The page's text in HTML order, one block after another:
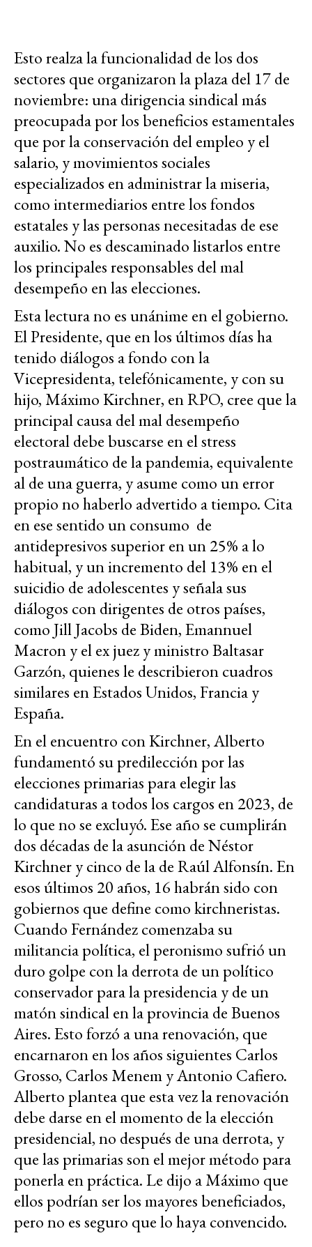
Esto realza la funcionalidad de los dos
sectores que organizaron la plaza del 17 de
noviembre: una dirigencia sindical más
preocupada por los beneficios estamentales
que por la conservación del empleo y el
salario, y movimientos sociales
especializados en administrar la miseria,
como intermediarios entre los fondos
estatales y las personas necesitadas de ese
auxilio. No es descaminado listarlos entre
los principales responsables del mal
desempeño en las elecciones.
Esta lectura no es unánime en el gobierno.
El Presidente, que en los últimos días ha
tenido diálogos a fondo con la
Vicepresidenta, telefónicamente, y con su
hijo, Máximo Kirchner, en RPO, cree que la
principal causa del mal desempeño
electoral debe buscarse en el stress
postraumático de la pandemia, equivalente
al de una guerra, y asume como un error
propio no haberlo advertido a tiempo. Cita
en ese sentido un consumo de
antidepresivos superior en un 25% a lo
habitual, y un incremento del 13% en el
suicidio de adolescentes y señala sus
diálogos con dirigentes de otros países,
como Jill Jacobs de Biden, Emannuel
Macron y el ex juez y ministro Baltasar
Garzón, quienes le describieron cuadros
similares en Estados Unidos, Francia y
España.
En el encuentro con Kirchner, Alberto
fundamentó su predilección por las
elecciones primarias para elegir las
candidaturas a todos los cargos en 2023, de
lo que no se excluyó. Ese año se cumplirán
dos décadas de la asunción de Néstor
Kirchner y cinco de la de Raúl Alfonsín. En
esos últimos 20 años, 16 habrán sido con
gobiernos que define como kirchneristas.
Cuando Fernández comenzaba su
militancia política, el peronismo sufrió un
duro golpe con la derrota de un político
conservador para la presidencia y de un
matón sindical en la provincia de Buenos
Aires. Esto forzó a una renovación, que
encarnaron en los años siguientes Carlos
Grosso, Carlos Menem y Antonio Cafiero.
Alberto plantea que esta vez la renovación
debe darse en el momento de la elección
presidencial, no después de una derrota, y
que las primarias son el mejor método para
ponerla en práctica. Le dijo a Máximo que
ellos podrían ser los mayores beneficiados,
pero no es seguro que lo haya convencido.